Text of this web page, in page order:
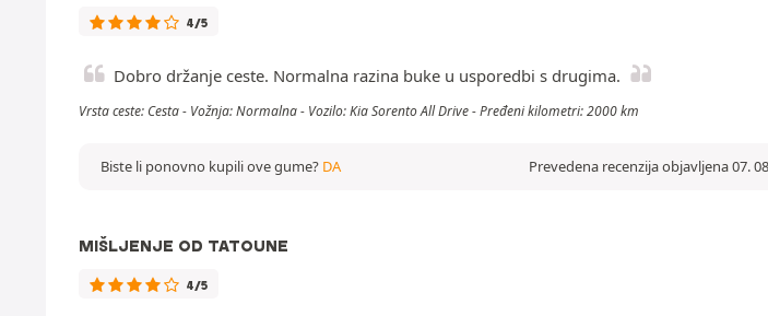
4/5
Dobro držanje ceste. Normalna razina buke u usporedbi s drugima.
Vrsta ceste: Cesta - Vožnja: Normalna - Vozilo: Kia Sorento All Drive - Pređeni kilometri: 2000 km
Prevedena recenzija objavljena 07.
Biste li ponovno kupili ove gume? DA
MIŠLJENJE OD TATOUNE
4/5